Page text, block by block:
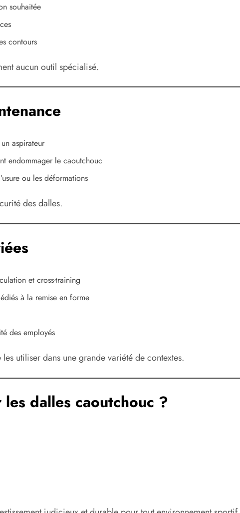
souhaitée
contours
aucun outil spécialisé.
aspirateur
endommager le caoutchouc
ou les déformations
des dalles.
et cross-training
à la remise en forme
des employés
utiliser dans une grande variété de contextes.
dalles caoutchouc ?